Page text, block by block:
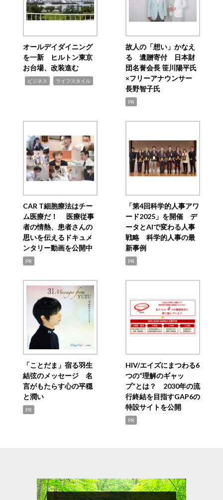
オールデイダイニング
を一新 ヒルトン東京
お台場、改装進む
ビジネス ライフスタイル
故人の「想い」かなえ
る 遺贈寄付 日本財
団名誉会長 笹川陽平氏
×フリーアナウンサー
長野智子氏
PR
CAR T細胞療法はチー
ム医療だ！ 医療従事
者の情熱、患者さんの
思いを伝えるドキュメ
ンタリー動画を公開中
PR
「第4回科学的人事アワ
ード2025」を開催 デ
ータとAIで変わる人事
戦略 科学的人事の最
新事例
PR
「ことだま」宿る羽生
結弦のメッセージ 名
言がもたらす心の平穏
と潤い
PR
HIV/エイズにまつわる6
つの“理解のギャッ
プ”とは？ 2030年の流
行終結を目指すGAP6の
特設サイトを公開
PR